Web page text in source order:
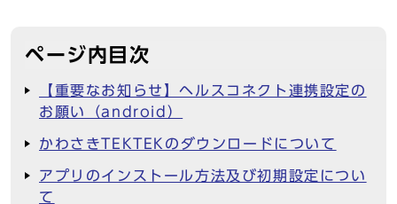
ページ内目次
【重要なお知らせ】ヘルスコネクト連携設定の
お願い（android）
かわさきTEKTEKのダウンロードについて
アプリのインストール方法及び初期設定につい
て